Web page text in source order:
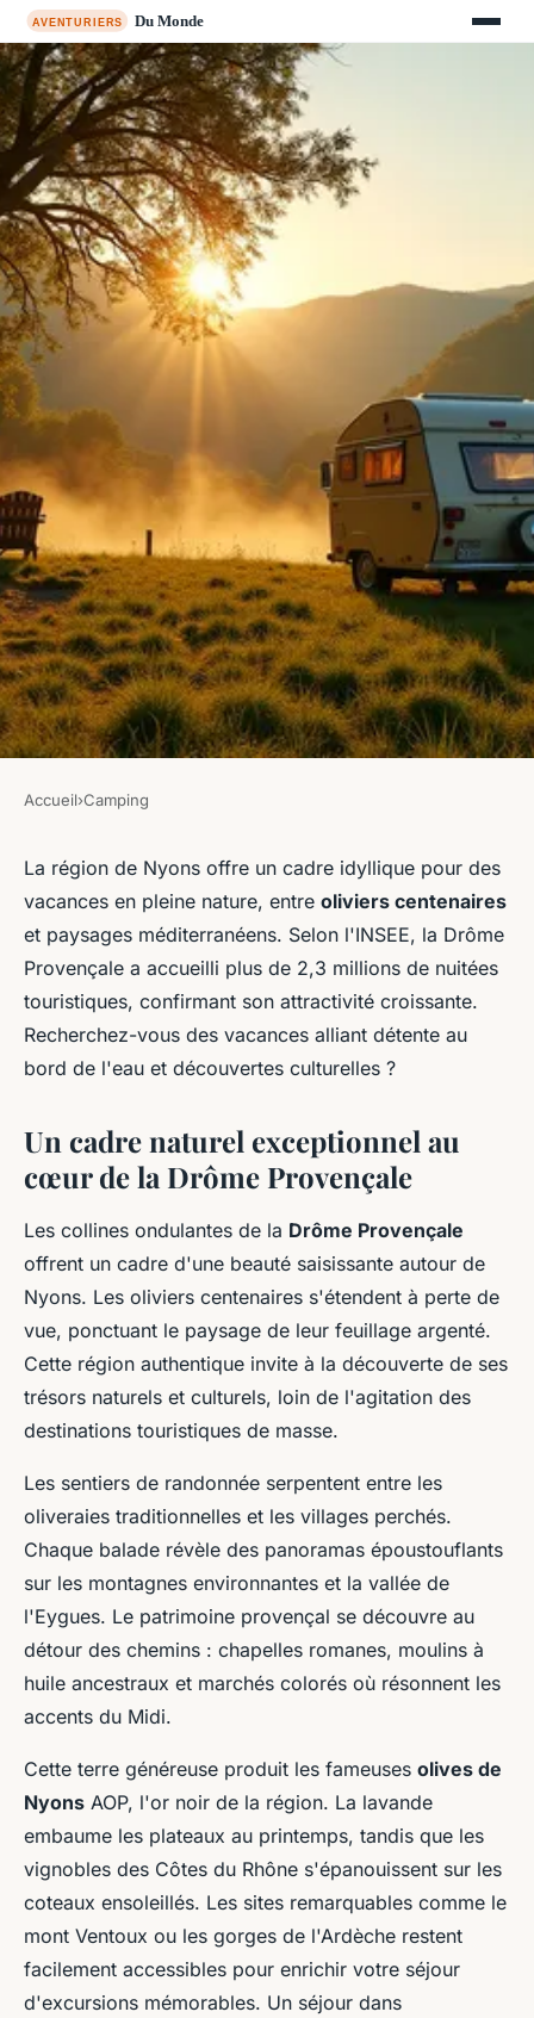
CAMPING
Profitez d'une expérience
unique au camping près de
Nyons
Inès•20 janvier 2026•7 min de lecture
Accueil›Camping
La région de Nyons offre un cadre idyllique pour des
vacances en pleine nature, entre oliviers centenaires
et paysages méditerranéens. Selon l'INSEE, la Drôme
Provençale a accueilli plus de 2,3 millions de nuitées
touristiques, confirmant son attractivité croissante.
Recherchez-vous des vacances alliant détente au
bord de l'eau et découvertes culturelles ?
Un cadre naturel exceptionnel au
cœur de la Drôme Provençale
Les collines ondulantes de la Drôme Provençale
offrent un cadre d'une beauté saisissante autour de
Nyons. Les oliviers centenaires s'étendent à perte de
vue, ponctuant le paysage de leur feuillage argenté.
Cette région authentique invite à la découverte de ses
trésors naturels et culturels, loin de l'agitation des
destinations touristiques de masse.
Les sentiers de randonnée serpentent entre les
oliveraies traditionnelles et les villages perchés.
Chaque balade révèle des panoramas époustouflants
sur les montagnes environnantes et la vallée de
l'Eygues. Le patrimoine provençal se découvre au
détour des chemins : chapelles romanes, moulins à
huile ancestraux et marchés colorés où résonnent les
accents du Midi.
Cette terre généreuse produit les fameuses olives de
Nyons AOP, l'or noir de la région. La lavande
embaume les plateaux au printemps, tandis que les
vignobles des Côtes du Rhône s'épanouissent sur les
coteaux ensoleillés. Les sites remarquables comme le
mont Ventoux ou les gorges de l'Ardèche restent
facilement accessibles pour enrichir votre séjour
d'excursions mémorables. Un séjour dans